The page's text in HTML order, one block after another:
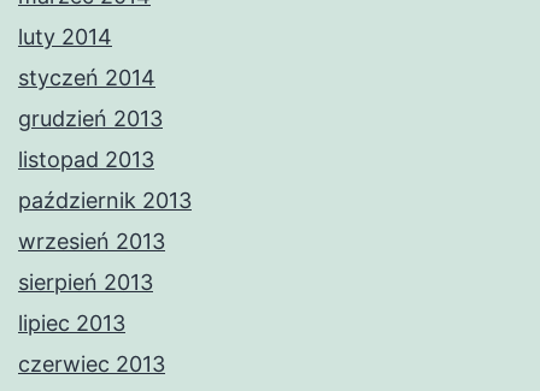
luty 2014
styczeń 2014
grudzień 2013
listopad 2013
październik 2013
wrzesień 2013
sierpień 2013
lipiec 2013
czerwiec 2013